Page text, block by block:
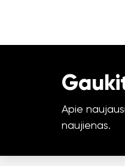
Apie
naujienas.